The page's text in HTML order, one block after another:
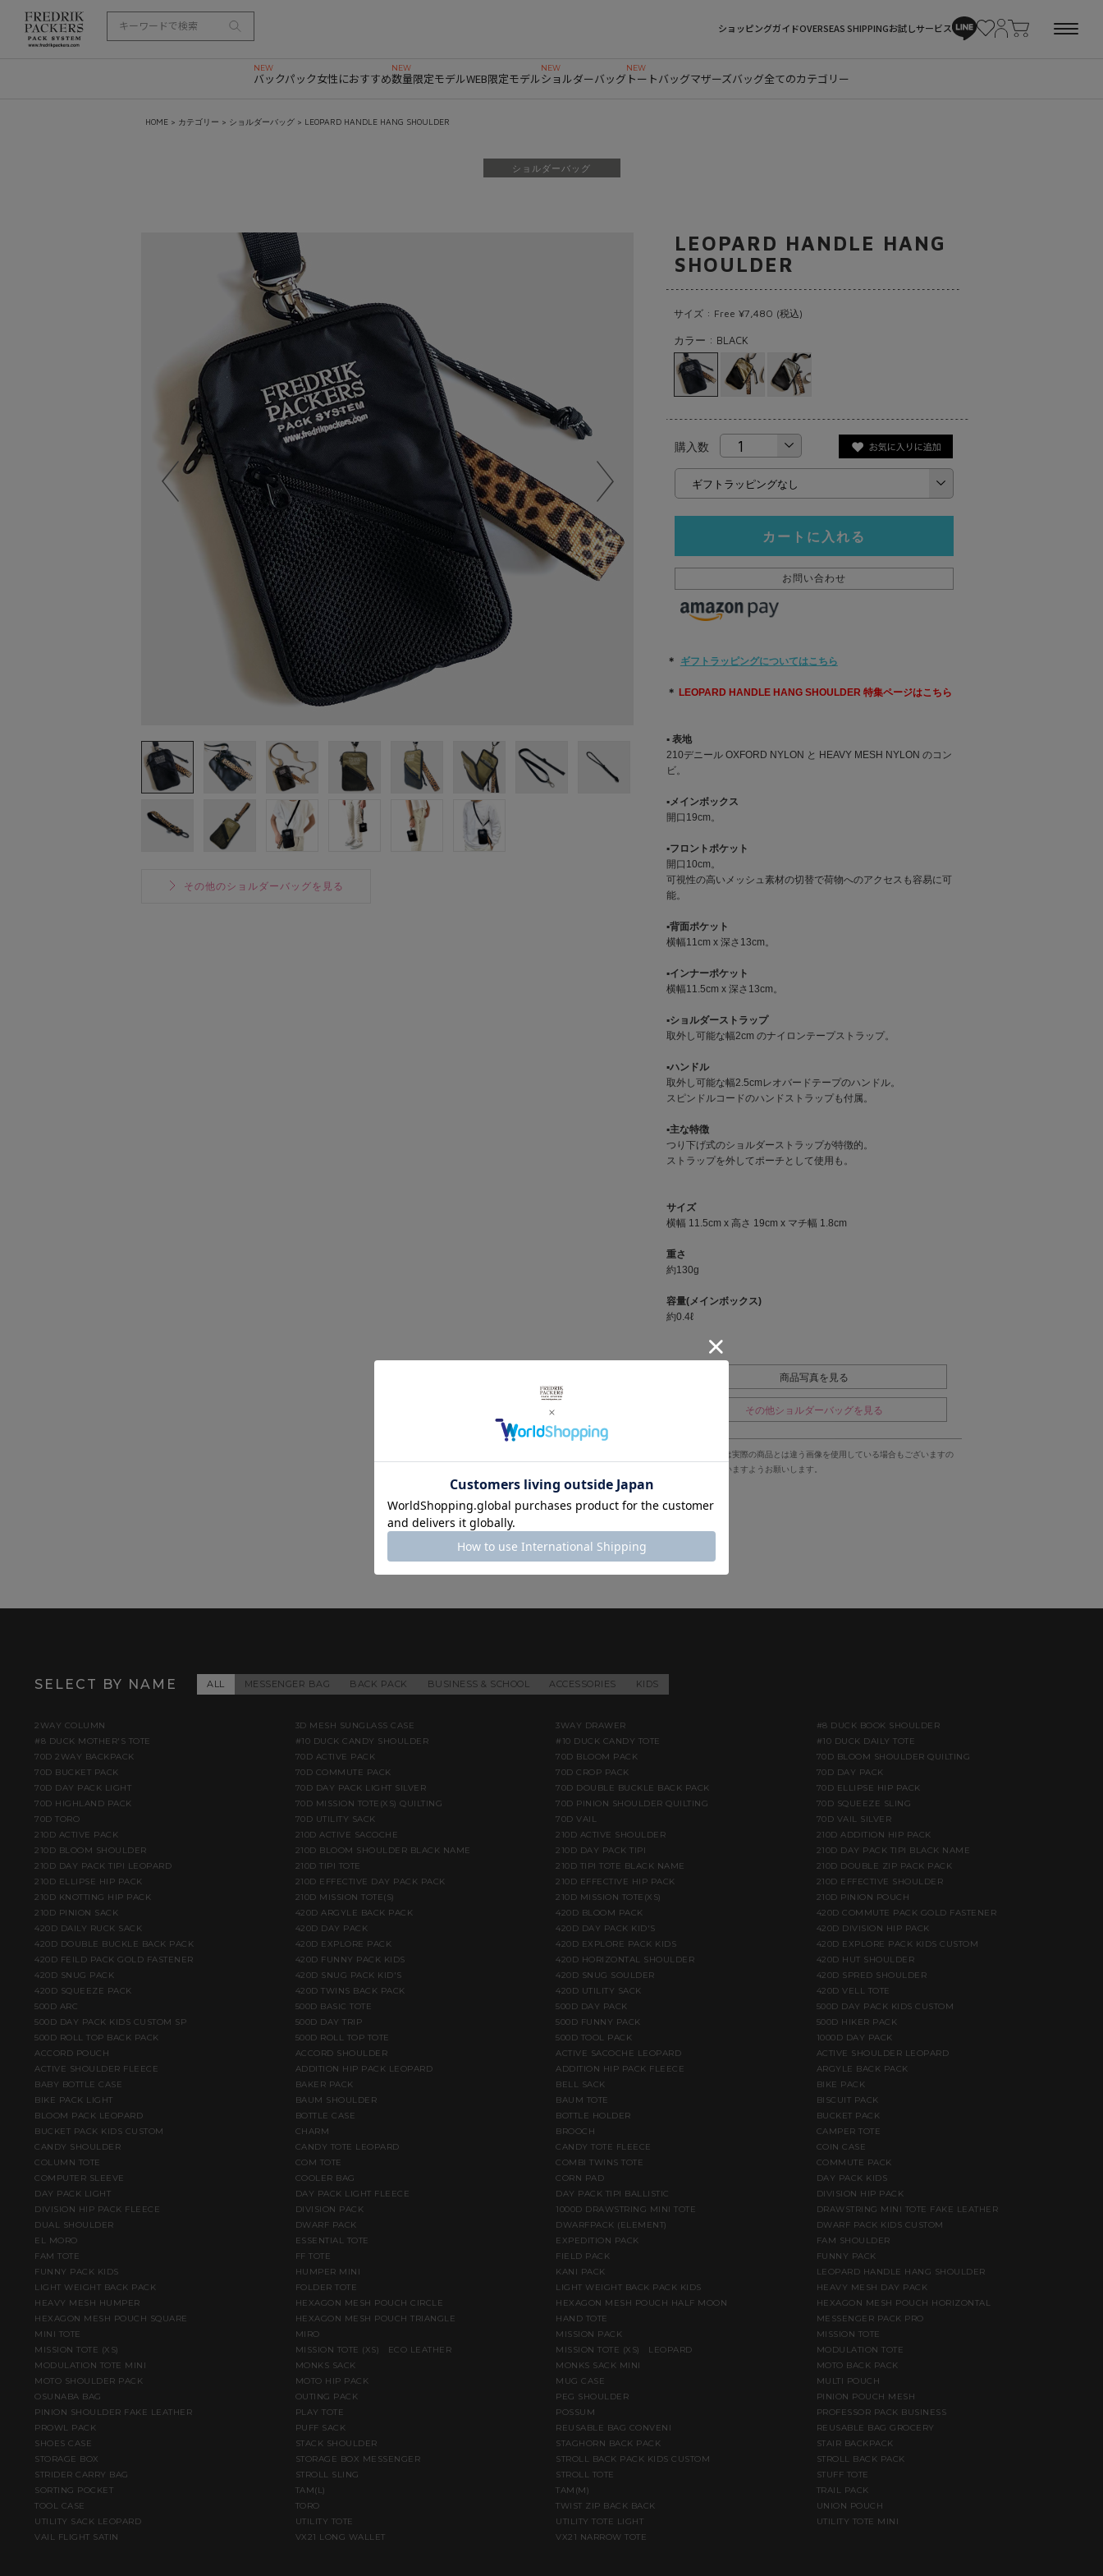
ショッピングガイドOVERSEAS SHIPPINGお試しサービス
バックパック女性におすすめ数量限定モデルWEB限定モデルショルダーバッグ トートバッグマザーズバッグ全てのカテゴリー
HOME > カテゴリー > ショルダーバッグ > LEOPARD HANDLE HANG SHOULDER
ショルダーバッグ
その他のショルダーバッグを見る
LEOPARD HANDLE HANG
SHOULDER
サイズ : Free ¥7,480 (税込)
カラー : BLACK
購入数
カートに入れる
お問い合わせ
＊ ギフトラッピングについてはこちら
＊ LEOPARD HANDLE HANG SHOULDER 特集ページはこちら
▪︎ 表地
210デニール OXFORD NYLON と HEAVY MESH NYLON のコン
ビ。
▪︎メインボックス
開口19cm。
▪︎フロントポケット
開口10cm。
可視性の高いメッシュ素材の切替で荷物へのアクセスも容易に可
能。
▪︎背面ポケット
横幅11cm x 深さ13cm。
▪︎インナーポケット
横幅11.5cm x 深さ13cm。
▪︎ショルダーストラップ
取外し可能な幅2cm のナイロンテープストラップ。
▪︎ハンドル
取外し可能な幅2.5cmレオバードテープのハンドル。
スピンドルコードのハンドストラップも付属。
▪︎主な特徴
つり下げ式のショルダーストラップが特徴的。
ストラップを外してポーチとして使用も。
サイズ
横幅 11.5cm x 高さ 19cm x マチ幅 1.8cm
重さ
約130g
容量(メインボックス)
約0.4ℓ
商品写真を見る
その他ショルダーバッグを見る
※製品詳細画像は実際の商品とは違う画像を使用している場合もございますの
で、ご注意下さいますようお願いします。
SELECT BY NAME ALL MESSENGER BAG BACK PACK BUSINESS & SCHOOL ACCESSORIES KIDS
2WAY COLUMN 3D MESH SUNGLASS CASE 3WAY DRAWER
#8 DUCK BOOK SHOULDER
#8 DUCK MOTHER'S TOTE
#10 DUCK CANDY SHOULDER #10 DUCK CANDY TOTE
#10 DUCK DAILY TOTE
70D 2WAY BACKPACK
70D ACTIVE PACK 70D BLOOM PACK
70D BLOOM SHOULDER QUILTING
70D BUCKET PACK
70D COMMUTE PACK 70D CROP PACK
70D DAY PACK
70D DAY PACK LIGHT
70D DAY PACK LIGHT SILVER 70D DOUBLE BUCKLE BACK PACK
70D ELLIPSE HIP PACK
70D HIGHLAND PACK
70D MISSION TOTE(XS) QUILTING 70D PINION SHOULDER QUILTING
70D SQUEEZE SLING
70D TORO
70D UTILITY SACK 70D VAIL
70D VAIL SILVER
210D ACTIVE PACK
210D ACTIVE SACOCHE 210D ACTIVE SHOULDER
210D ADDITION HIP PACK
210D BLOOM SHOULDER
210D BLOOM SHOULDER BLACK NAME 210D DAY PACK TIPI
210D DAY PACK TIPI BLACK NAME
210D DAY PACK TIPI LEOPARD
210D TIPI TOTE 210D TIPI TOTE BLACK NAME
210D DOUBLE ZIP PACK PACK
210D ELLIPSE HIP PACK
210D EFFECTIVE DAY PACK PACK 210D EFFECTIVE HIP PACK
210D EFFECTIVE SHOULDER
210D KNOTTING HIP PACK
210D MISSION TOTE(S) 210D MISSION TOTE(XS)
210D PINION POUCH
210D PINION SACK
420D ARGYLE BACK PACK 420D BLOOM PACK
420D COMMUTE PACK GOLD FASTENER
420D DAILY RUCK SACK
420D DAY PACK 420D DAY PACK KID'S
420D DIVISION HIP PACK
420D DOUBLE BUCKLE BACK PACK
420D EXPLORE PACK 420D EXPLORE PACK KIDS
420D EXPLORE PACK KIDS CUSTOM
420D FEILD PACK GOLD FASTENER
420D FUNNY PACK KIDS 420D HORIZONTAL SHOULDER
420D HUT SHOULDER
420D SNUG PACK
420D SNUG PACK KID'S 420D SNUG SOULDER
420D SPRED SHOULDER
420D SQUEEZE PACK
420D TWINS BACK PACK 420D UTILITY SACK
420D VELL TOTE
500D ARC
500D BASIC TOTE 500D DAY PACK
500D DAY PACK KIDS CUSTOM
500D DAY PACK KIDS CUSTOM SP
500D DAY TRIP 500D FUNNY PACK
500D HIKER PACK
500D ROLL TOP BACK PACK
500D ROLL TOP TOTE 500D TOOL PACK
1000D DAY PACK
ACCORD POUCH
ACCORD SHOULDER ACTIVE SACOCHE LEOPARD
ACTIVE SHOULDER LEOPARD
ACTIVE SHOULDER FLEECE
ADDITION HIP PACK LEOPARD ADDITION HIP PACK FLEECE
ARGYLE BACK PACK
BABY BOTTLE CASE
BAKER PACK BELL SACK
BIKE PACK
BIKE PACK LIGHT
BAUM SHOULDER BAUM TOTE
BISCUIT PACK
BLOOM PACK LEOPARD
BOTTLE CASE BOTTLE HOLDER
BUCKET PACK
BUCKET PACK KIDS CUSTOM
CHARM BROOCH
CAMPER TOTE
CANDY SHOULDER
CANDY TOTE LEOPARD CANDY TOTE FLEECE
COIN CASE
COLUMN TOTE
COM TOTE COMBI TWINS TOTE
COMMUTE PACK
COMPUTER SLEEVE
COOLER BAG CORN PAD
DAY PACK KIDS
DAY PACK LIGHT
DAY PACK LIGHT FLEECE DAY PACK TIPI BALLISTIC
DIVISION HIP PACK
DIVISION HIP PACK FLEECE
DIVISION PACK 1000D DRAWSTRING MINI TOTE
DRAWSTRING MINI TOTE FAKE LEATHER
DUAL SHOULDER
DWARF PACK DWARFPACK (ELEMENT)
DWARF PACK KIDS CUSTOM
EL MORO
ESSENTIAL TOTE EXPEDITION PACK
FAM SHOULDER
FAM TOTE
FF TOTE FIELD PACK
FUNNY PACK
FUNNY PACK KIDS
HUMPER MINI KANI PACK
LEOPARD HANDLE HANG SHOULDER
LIGHT WEIGHT BACK PACK
FOLDER TOTE LIGHT WEIGHT BACK PACK KIDS
HEAVY MESH DAY PACK
HEAVY MESH HUMPER
HEXAGON MESH POUCH CIRCLE HEXAGON MESH POUCH HALF MOON
HEXAGON MESH POUCH HORIZONTAL
HEXAGON MESH POUCH SQUARE
HEXAGON MESH POUCH TRIANGLE HAND TOTE
MESSENGER PACK PRO
MINI TOTE
MIRO MISSION PACK
MISSION TOTE
MISSION TOTE (XS)
MISSION TOTE (XS) ECO LEATHER MISSION TOTE (XS) LEOPARD
MODULATION TOTE
MODULATION TOTE MINI
MONKS SACK MONKS SACK MINI
MOTO BACK PACK
MOTO SHOULDER PACK
MOTO HIP PACK MUG CASE
MULTI POUCH
OSUNABA BAG
OUTING PACK PEG SHOULDER
PINION POUCH MESH
PINION SHOULDER FAKE LEATHER
PLAY TOTE POSSUM
PROFESSOR PACK BUSINESS
PROWL PACK
PUFF SACK REUSABLE BAG CONVENI
REUSABLE BAG GROCERY
SHOES CASE
STACK SHOULDER STAGHORN BACK PACK
STAIR BACKPACK
STORAGE BOX
STORAGE BOX MESSENGER STROLL BACK PACK KIDS CUSTOM
STROLL BACK PACK
STRIDER CARRY BAG
STROLL SLING STROLL TOTE
STUFF TOTE
SORTING POCKET
TAM(L) TAM(M)
TRAIL PACK
TOOL CASE
TORO TWIST ZIP BACK BACK
UNION POUCH
UTILITY SACK LEOPARD
UTILITY TOTE UTILITY TOTE LIGHT
UTILITY TOTE MINI
VAIL FLIGHT SATIN
VX21 LONG WALLET VX21 NARROW TOTE